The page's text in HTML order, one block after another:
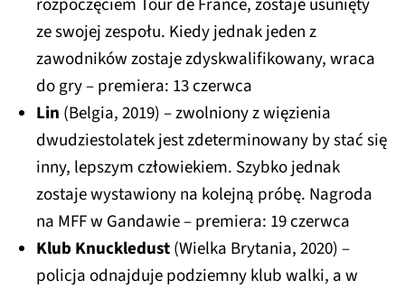
ze swojej zespołu. Kiedy jednak jeden z
zawodników zostaje zdyskwalifikowany, wraca
do gry – premiera: 13 czerwca
Lin (Belgia, 2019) – zwolniony z więzienia
dwudziestolatek jest zdeterminowany by stać się
inny, lepszym człowiekiem. Szybko jednak
zostaje wystawiony na kolejną próbę. Nagroda
na MFF w Gandawie – premiera: 19 czerwca
Klub Knuckledust(Wielka Brytania, 2020)–
policja odnajduje podziemny klub walki, a w